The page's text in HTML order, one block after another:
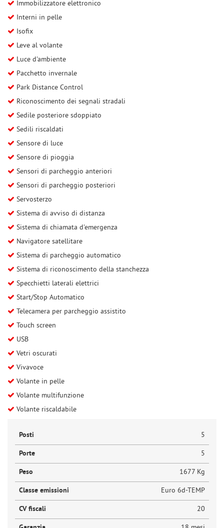
Immobilizzatore elettronico
Interni in pelle
Isofix
Leve al volante
Luce d'ambiente
Pacchetto invernale
Park Distance Control
Riconoscimento dei segnali stradali
Sedile posteriore sdoppiato
Sedili riscaldati
Sensore di luce
Sensore di pioggia
Sensori di parcheggio anteriori
Sensori di parcheggio posteriori
Servosterzo
Sistema di avviso di distanza
Sistema di chiamata d'emergenza
Navigatore satellitare
Sistema di parcheggio automatico
Sistema di riconoscimento della stanchezza
Specchietti laterali elettrici
Start/Stop Automatico
Telecamera per parcheggio assistito
Touch screen
USB
Vetri oscurati
Vivavoce
Volante in pelle
Volante multifunzione
Volante riscaldabile
Posti 5
Porte 5
Peso 1677 Kg
Classe emissioni Euro 6d-TEMP
CV fiscali 20